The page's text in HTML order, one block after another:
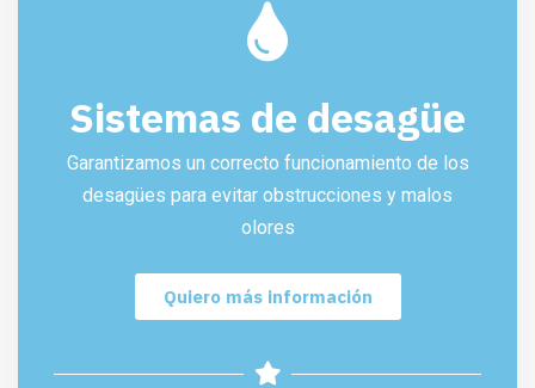
Sistemas de desagüe
Garantizamos un correcto funcionamiento de los
desagües para evitar obstrucciones y malos
olores
Quiero más información